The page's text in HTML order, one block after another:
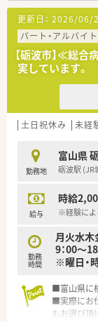
更新日： 2026/06/
パート・アルバイト
【砺波市】≪総
実しています。
土日祝休み 未経
勤務地
富山県
砺波駅 (JR
給与
時給
※経験によ
勤務
時間
月火水木
9：00～
※曜日・
■富山県に
■実際にお
もお選び頂